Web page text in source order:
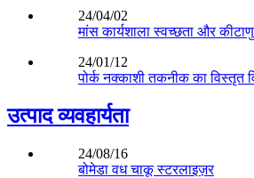
24/04/02
मांस कार्यशाला स्वच्छता और
24/01/12
पोर्क नक्काशी तकनीक का विस्तृत
उत्पाद व्यवहार्यता
24/08/16
बोमेडा वध चाकू स्टरलाइज़र